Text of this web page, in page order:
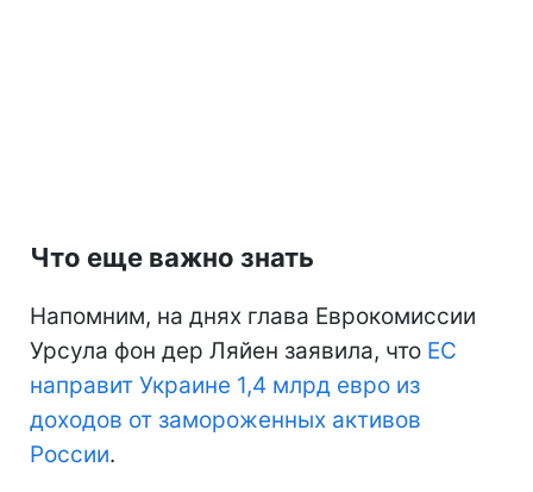
Что еще важно знать
Напомним, на днях глава Еврокомиссии
Урсула фон дер Ляйен заявила, что ЕС
направит Украине 1,4 млрд евро из
доходов от замороженных активов
России.